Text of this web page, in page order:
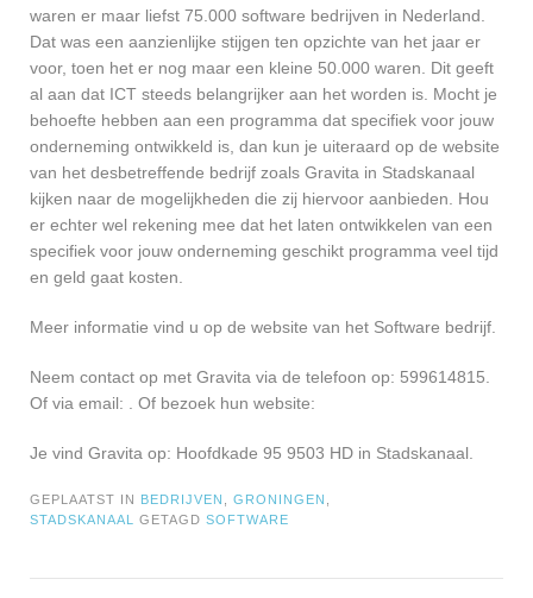
waren er maar liefst 75.000 software bedrijven in Nederland.
Dat was een aanzienlijke stijgen ten opzichte van het jaar er
voor, toen het er nog maar een kleine 50.000 waren. Dit geeft
al aan dat ICT steeds belangrijker aan het worden is. Mocht je
behoefte hebben aan een programma dat specifiek voor jouw
onderneming ontwikkeld is, dan kun je uiteraard op de website
van het desbetreffende bedrijf zoals Gravita in Stadskanaal
kijken naar de mogelijkheden die zij hiervoor aanbieden. Hou
er echter wel rekening mee dat het laten ontwikkelen van een
specifiek voor jouw onderneming geschikt programma veel tijd
en geld gaat kosten.
Meer informatie vind u op de website van het Software bedrijf.
Neem contact op met Gravita via de telefoon op: 599614815.
Of via email:
. Of bezoek hun website:
Je vind Gravita op: Hoofdkade 95 9503 HD in Stadskanaal.
GEPLAATST IN BEDRIJVEN GRONINGEN
STADSKANAAL
GETAGD SOFTWARE